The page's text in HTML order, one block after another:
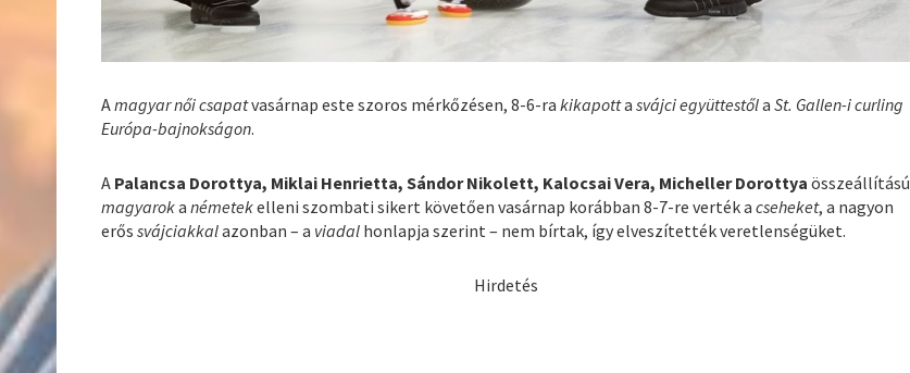
Amagyar női csapatvasárnap este szoros mérkőzésen, 8-6-rakikapottasvájci együttestőla St. Gallen-i curling
Európa-bajnokságon.
A Palancsa Dorottya, Miklai Henrietta, Sándor Nikolett, Kalocsai Vera, Micheller Dorottya összeállítású
magyarokanémetekelleni szombati sikert követően vasárnap korábban 8-7-re verték acseheket, a nagyon
erőssvájciakkalazonban – a viadal honlapja szerint – nem bírtak, így elveszítették veretlenségüket.
Hirdetés